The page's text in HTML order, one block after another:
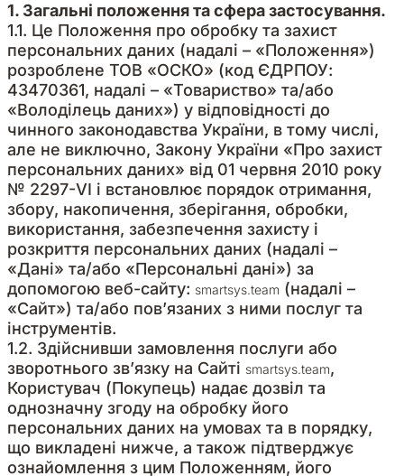
1. Загальні положення та сфера застосування.
1.1. Це Положення про обробку та захист
персональних даних (надалі – «Положення»)
розроблене ТОВ «ОСКО» (код ЄДРПОУ:
43470361, надалі – «Товариство» та/або
«Володілець даних») у відповідності до
чинного законодавства України, в тому числі,
але не виключно, Закону України «Про захист
персональних даних» від 01 червня 2010 року
№ 2297-VI і встановлює порядок отримання,
збору, накопичення, зберігання, обробки,
використання, забезпечення захисту і
розкриття персональних даних (надалі –
«Дані» та/або «Персональні дані») за
допомогою веб-сайту: smartsys.team (надалі –
«Сайт») та/або пов’язаних з ними послуг та
інструментів.
1.2. Здійснивши замовлення послуги або
зворотнього зв’язку на Сайті smartsys.team,
Користувач (Покупець) надає дозвіл та
однозначну згоду на обробку його
персональних даних на умовах та в порядку,
що викладені нижче, а також підтверджує
ознайомлення з цим Положенням, його